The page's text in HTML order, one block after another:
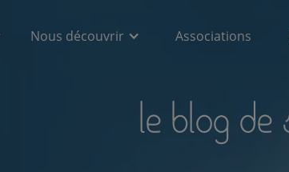
Nous découvrir Associations
le blog de